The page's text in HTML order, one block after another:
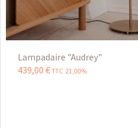
Lampadaire "Audrey"
439,00 € TTC 21,00%